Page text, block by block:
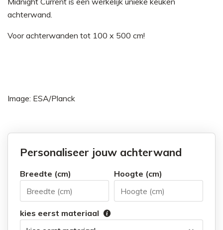
achterwand.
Voor achterwanden tot 100 x 500 cm!
Image: ESA/Planck
Personaliseer jouw achterwand
Breedte (cm) Hoogte (cm)
kies eerst materiaal